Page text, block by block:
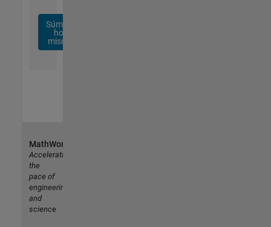
Súmese
hoy
mismo
MathWorks
Accelerating
the
pace of
engineering
and
science